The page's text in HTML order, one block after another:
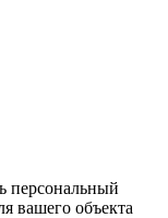
персональный
вашего объекта